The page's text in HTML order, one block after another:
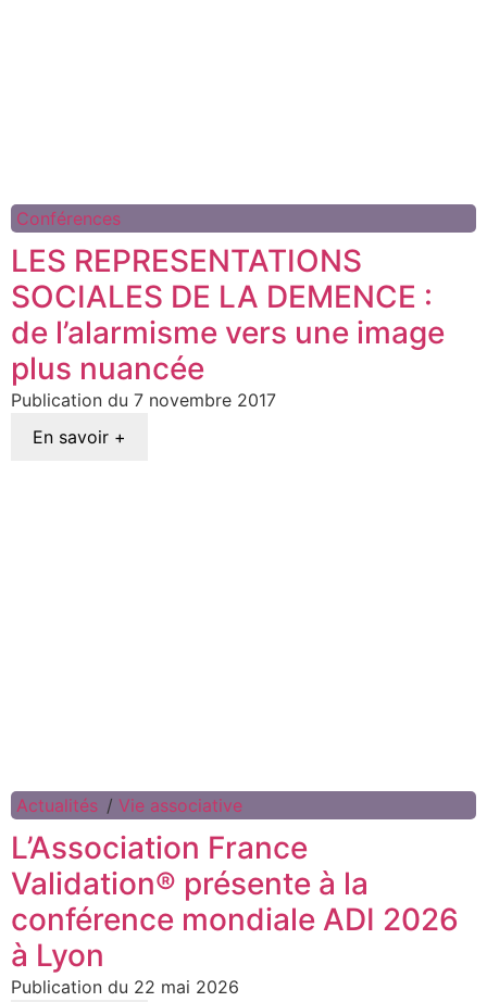
Conférences
LES REPRESENTATIONS
SOCIALES DE LA DEMENCE :
de l’alarmisme vers une image
plus nuancée
7 novembre 2017
En savoir +
Actualités / Vie associative
L’Association France
Validation® présente à la
conférence mondiale ADI 2026
à Lyon
22 mai 2026